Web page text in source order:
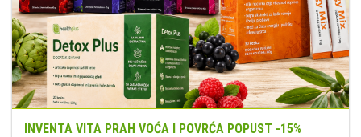
INVENTA VITA PRAH VOĆA I POVRĆA POPUST -15%